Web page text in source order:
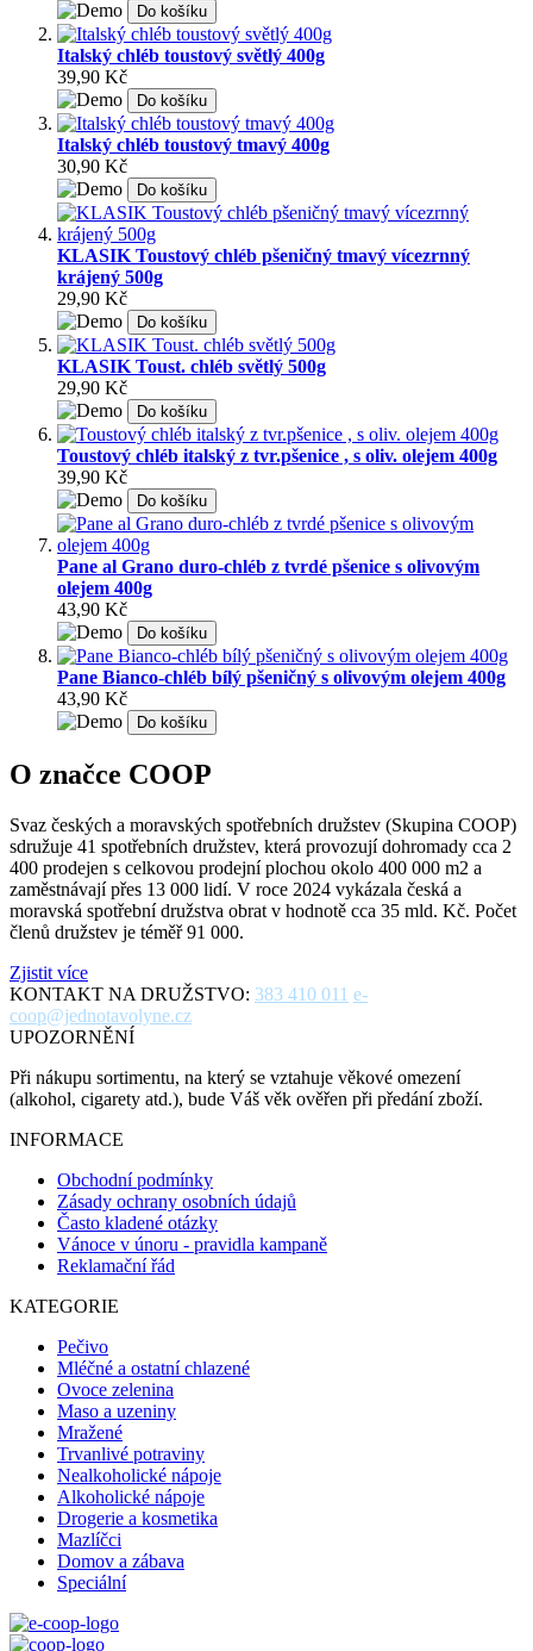
Do košíku
Italský chléb toustový světlý 400g
39,90 Kč
Do košíku
Italský chléb toustový tmavý 400g
30,90 Kč
Do košíku
KLASIK Toustový chléb pšeničný tmavý vícezrnný
krájený 500g
29,90 Kč
Do košíku
KLASIK Toust. chléb světlý 500g
29,90 Kč
Do košíku
Toustový chléb italský z tvr.pšenice , s oliv. olejem 400g
39,90 Kč
Do košíku
Pane al Grano duro-chléb z tvrdé pšenice s olivovým
olejem 400g
43,90 Kč
Do košíku
Pane Bianco-chléb bílý pšeničný s olivovým olejem 400g
43,90 Kč
Do košíku
O značce COOP
Svaz českých a moravských spotřebních družstev (Skupina COOP)
sdružuje 41 spotřebních družstev, která provozují dohromady cca 2
400 prodejen s celkovou prodejní plochou okolo 400 000 m2 a
zaměstnávají přes 13 000 lidí. V roce 2024 vykázala česká a
moravská spotřební družstva obrat v hodnotě cca 35 mld. Kč. Počet
členů družstev je téměř 91 000.
Zjistit více
KONTAKT NA DRUŽSTVO: 383 410 011 e-
coop@jednotavolyne.cz
UPOZORNĚNÍ
Při nákupu sortimentu, na který se vztahuje věkové omezení
(alkohol, cigarety atd.), bude Váš věk ověřen při předání zboží.
INFORMACE
Obchodní podmínky
Zásady ochrany osobních údajů
Často kladené otázky
Vánoce v únoru - pravidla kampaně
Reklamační řád
KATEGORIE
Pečivo
Mléčné a ostatní chlazené
Ovoce zelenina
Maso a uzeniny
Mražené
Trvanlivé potraviny
Nealkoholické nápoje
Alkoholické nápoje
Drogerie a kosmetika
Mazlíčci
Domov a zábava
Speciální